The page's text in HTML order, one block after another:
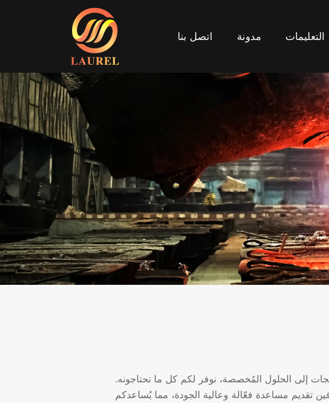
التعليمات
مدونة
اتصل بنا
إلى الحلول المُخصصة، نوفر لكم كل ما تحتاجونه.
تقديم مساعدة فعّالة وعالية الجودة، مما يُساعدكم